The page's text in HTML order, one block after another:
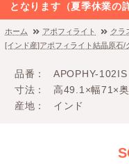
となります（夏季休業の
ホーム アポフィライト
クラ
[インド産]アポフィライト結晶原石/
品番
APOPHY-102IS
寸法
高49.1×幅71×
産地
インド